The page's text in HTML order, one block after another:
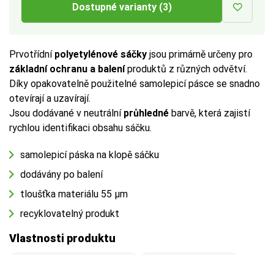
Dostupné varianty (3)
Prvotřídní polyetylénové sáčky jsou primárně určeny pro
základní ochranu a baleníproduktů z různých odvětví.
Díky opakovatelně použitelné samolepicí pásce se snadno
otevírají a uzavírají.
Jsou dodávané v neutrální průhledné barvě, která zajistí
rychlou identifikaci obsahu sáčku.
samolepicí páska na klopě sáčku
dodávány po balení
tloušťka materiálu 55 µm
recyklovatelný produkt
Vlastnosti produktu